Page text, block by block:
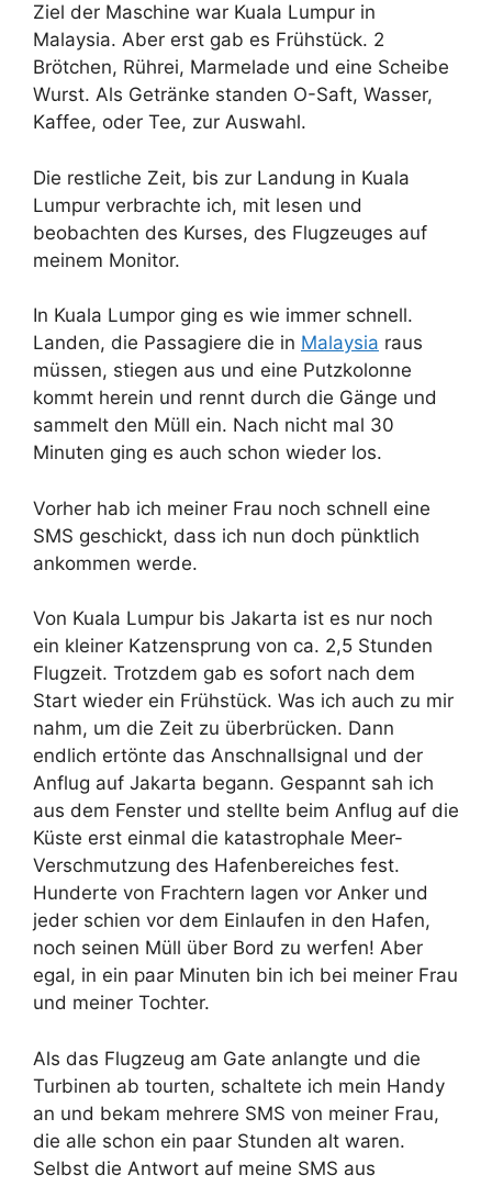
Ziel der Maschine war Kuala Lumpur in
Malaysia. Aber erst gab es Frühstück. 2
Brötchen, Rührei, Marmelade und eine Scheibe
Wurst. Als Getränke standen O-Saft, Wasser,
Kaffee, oder Tee, zur Auswahl.
Die restliche Zeit, bis zur Landung in Kuala
Lumpur verbrachte ich, mit lesen und
beobachten des Kurses, des Flugzeuges auf
meinem Monitor.
In Kuala Lumpor ging es wie immer schnell.
Landen, die Passagiere die in Malaysia raus
müssen, stiegen aus und eine Putzkolonne
kommt herein und rennt durch die Gänge und
sammelt den Müll ein. Nach nicht mal 30
Minuten ging es auch schon wieder los.
Vorher hab ich meiner Frau noch schnell eine
SMS geschickt, dass ich nun doch pünktlich
ankommen werde.
Von Kuala Lumpur bis Jakarta ist es nur noch
ein kleiner Katzensprung von ca. 2,5 Stunden
Flugzeit. Trotzdem gab es sofort nach dem
Start wieder ein Frühstück. Was ich auch zu mir
nahm, um die Zeit zu überbrücken. Dann
endlich ertönte das Anschnallsignal und der
Anflug auf Jakarta begann. Gespannt sah ich
aus dem Fenster und stellte beim Anflug auf die
Küste erst einmal die katastrophale Meer-
Verschmutzung des Hafenbereiches fest.
Hunderte von Frachtern lagen vor Anker und
jeder schien vor dem Einlaufen in den Hafen,
noch seinen Müll über Bord zu werfen! Aber
egal, in ein paar Minuten bin ich bei meiner Frau
und meiner Tochter.
Als das Flugzeug am Gate anlangte und die
Turbinen ab tourten, schaltete ich mein Handy
an und bekam mehrere SMS von meiner Frau,
die alle schon ein paar Stunden alt waren.
Selbst die Antwort auf meine SMS aus